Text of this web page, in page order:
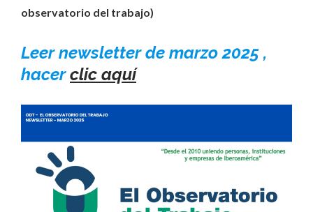
observatorio del trabajo)
Leer newsletter de marzo 2025 ,
hacerclic aquí